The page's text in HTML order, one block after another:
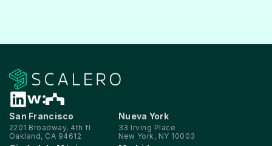
San Francisco
2201 Broadway, 4th fl
Oakland, CA 94612
Nueva York
33 Irving Place
New York, NY 10003